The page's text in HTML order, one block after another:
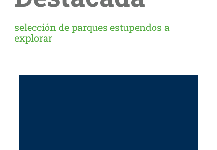
selección de parques estupendos a
explorar